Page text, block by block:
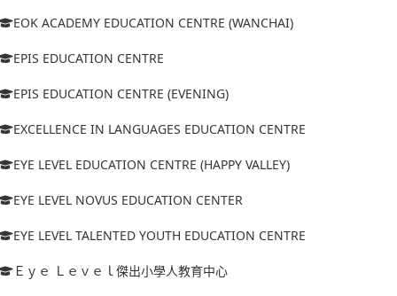
EOK ACADEMY EDUCATION CENTRE (WANCHAI)
EPIS EDUCATION CENTRE
EPIS EDUCATION CENTRE (EVENING)
EXCELLENCE IN LANGUAGES EDUCATION CENTRE
EYE LEVEL EDUCATION CENTRE (HAPPY VALLEY)
EYE LEVEL NOVUS EDUCATION CENTER
EYE LEVEL TALENTED YOUTH EDUCATION CENTRE
Ｅｙｅ Ｌｅｖｅｌ傑出小學人教育中心